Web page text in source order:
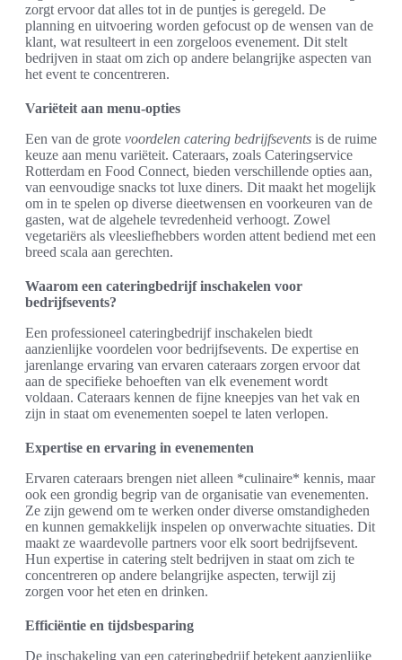
zorgt ervoor dat alles tot in de puntjes is geregeld. De
planning en uitvoering worden gefocust op de wensen van de
klant, wat resulteert in een zorgeloos evenement. Dit stelt
bedrijven in staat om zich op andere belangrijke aspecten van
het event te concentreren.
Variëteit aan menu-opties
Een van de grote voordelen catering bedrijfsevents is de ruime
keuze aan menu variëteit. Cateraars, zoals Cateringservice
Rotterdam en Food Connect, bieden verschillende opties aan,
van eenvoudige snacks tot luxe diners. Dit maakt het mogelijk
om in te spelen op diverse dieetwensen en voorkeuren van de
gasten, wat de algehele tevredenheid verhoogt. Zowel
vegetariërs als vleesliefhebbers worden attent bediend met een
breed scala aan gerechten.
Waarom een cateringbedrijf inschakelen voor
bedrijfsevents?
Een professioneel cateringbedrijf inschakelen biedt
aanzienlijke voordelen voor bedrijfsevents. De expertise en
jarenlange ervaring van ervaren cateraars zorgen ervoor dat
aan de specifieke behoeften van elk evenement wordt
voldaan. Cateraars kennen de fijne kneepjes van het vak en
zijn in staat om evenementen soepel te laten verlopen.
Expertise en ervaring in evenementen
Ervaren cateraars brengen niet alleen *culinaire* kennis, maar
ook een grondig begrip van de organisatie van evenementen.
Ze zijn gewend om te werken onder diverse omstandigheden
en kunnen gemakkelijk inspelen op onverwachte situaties. Dit
maakt ze waardevolle partners voor elk soort bedrijfsevent.
Hun expertise in catering stelt bedrijven in staat om zich te
concentreren op andere belangrijke aspecten, terwijl zij
zorgen voor het eten en drinken.
Efficiëntie en tijdsbesparing
De inschakeling van een cateringbedrijf betekent aanzienlijke